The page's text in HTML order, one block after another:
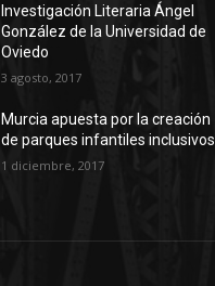
Investigación Literaria Ángel
González de la Universidad de
Oviedo
3 agosto, 2017
Murcia apuesta por la creación
de parques infantiles inclusivos
1 diciembre, 2017